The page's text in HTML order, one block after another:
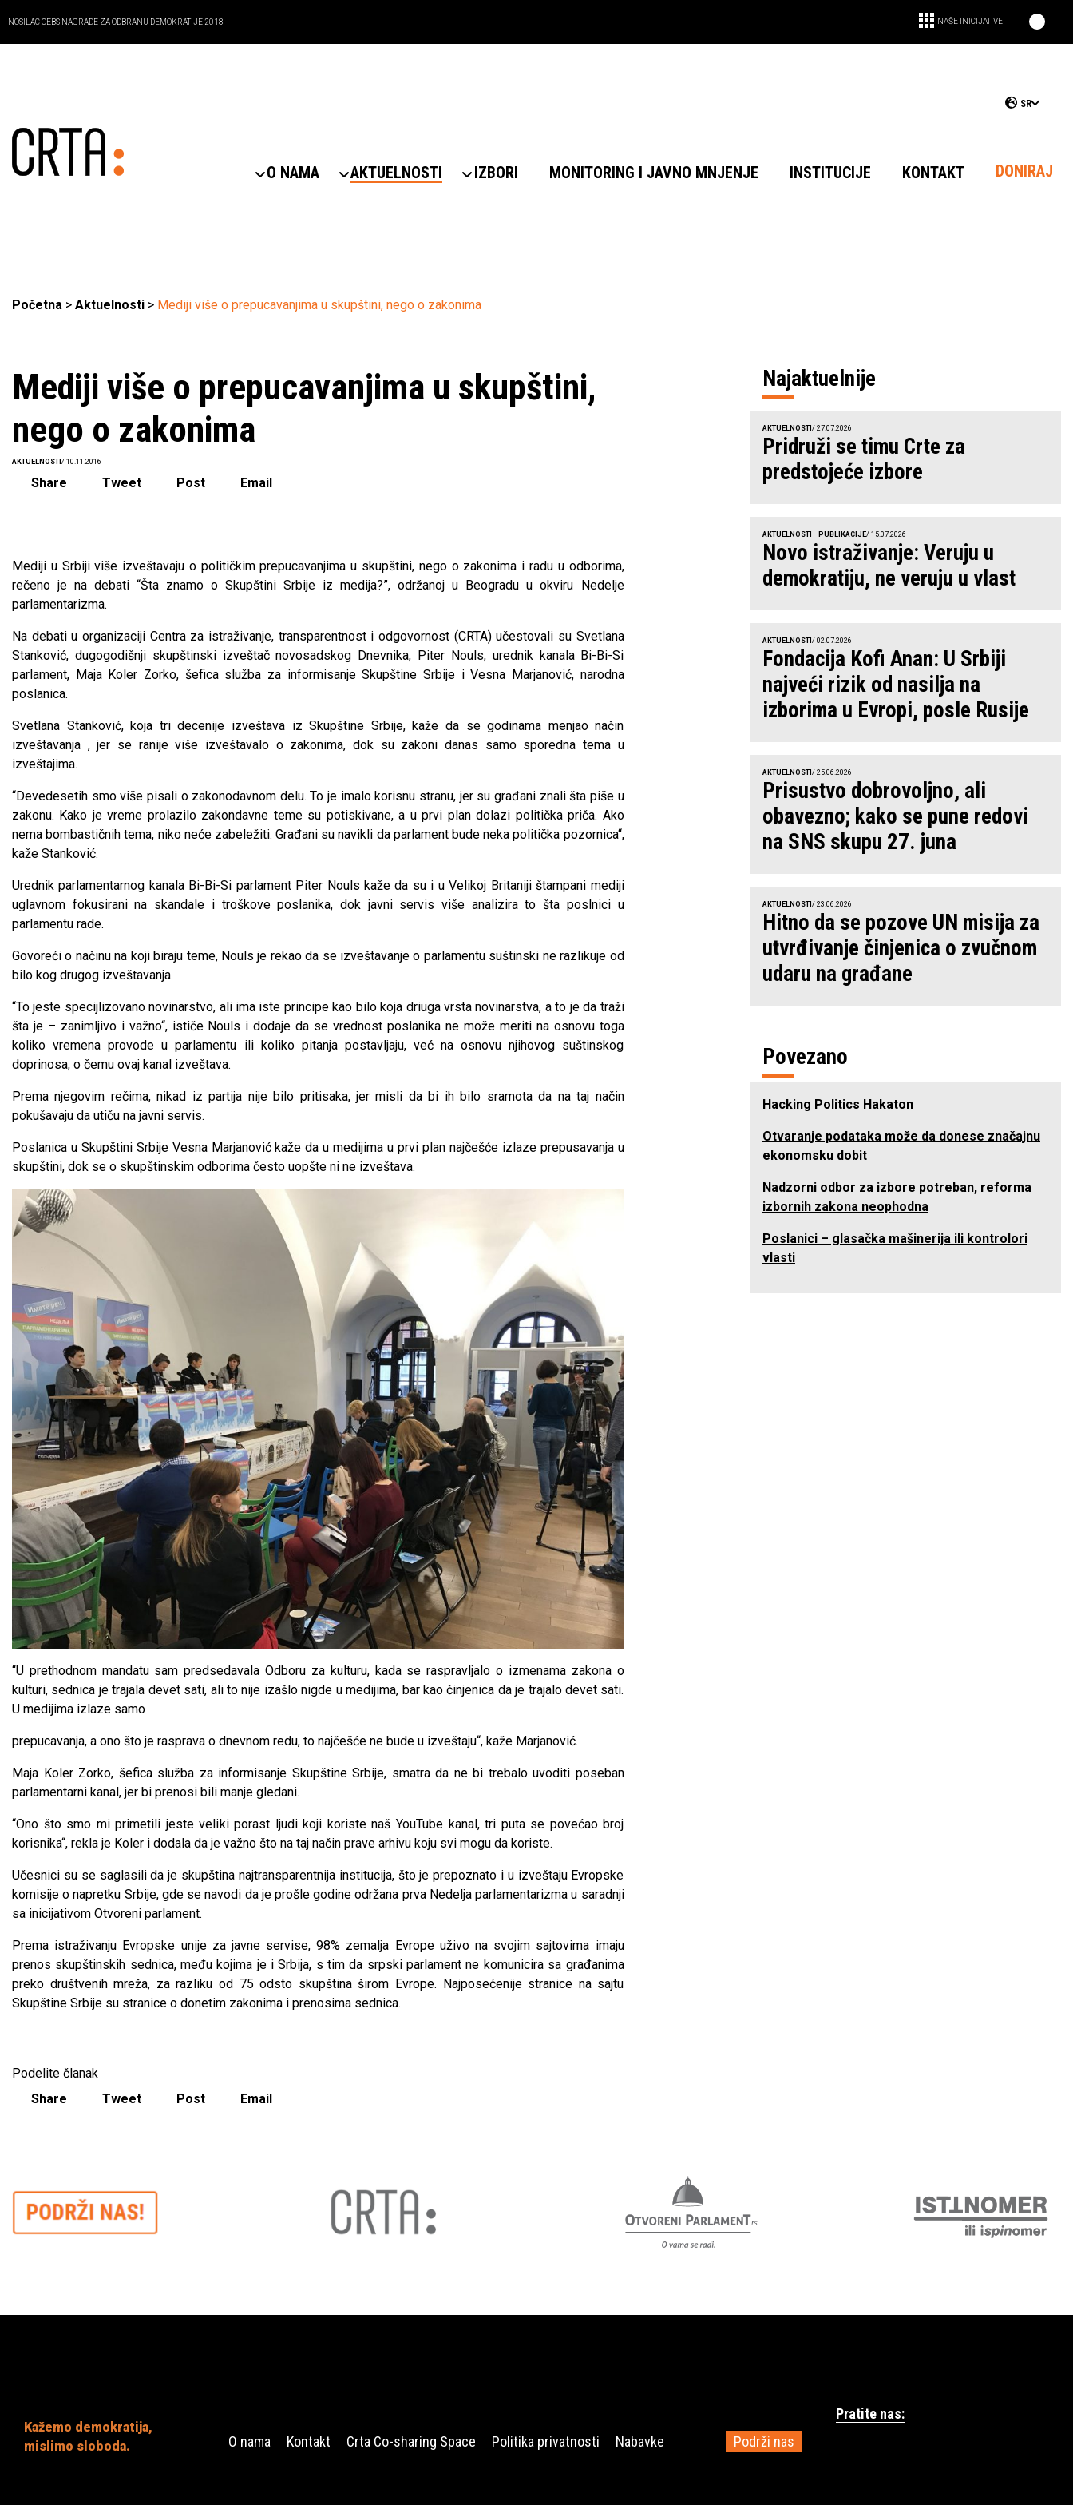
NOSILAC OEBS NAGRADE ZA ODBRANU DEMOKRATIJE 2018 NAŠE INICIJATIVE
SR
O NAMA AKTUELNOSTI IZBORI MONITORING I JAVNO MNJENJE INSTITUCIJE KONTAKT DONIRAJ
Početna > Aktuelnosti > Mediji više o prepucavanjima u skupštini, nego o zakonima
Mediji više o prepucavanjima u skupštini,
nego o zakonima
AKTUELNOSTI / 10.11.2016
Share Tweet Post Email
Mediji u Srbiji više izveštavaju o političkim prepucavanjima u skupštini, nego o zakonima i radu u odborima,
rečeno je na debati “Šta znamo o Skupštini Srbije iz medija?”, održanoj u Beogradu u okviru Nedelje
parlamentarizma.
Na debati u organizaciji Centra za istraživanje, transparentnost i odgovornost (CRTA) učestovali su Svetlana
Stanković, dugogodišnji skupštinski izveštač novosadskog Dnevnika, Piter Nouls, urednik kanala Bi-Bi-Si
parlament, Maja Koler Zorko, šefica služba za informisanje Skupštine Srbije i Vesna Marjanović, narodna
poslanica.
Svetlana Stanković, koja tri decenije izveštava iz Skupštine Srbije, kaže da se godinama menjao način
izveštavanja , jer se ranije više izveštavalo o zakonima, dok su zakoni danas samo sporedna tema u
izveštajima.
“Devedesetih smo više pisali o zakonodavnom delu. To je imalo korisnu stranu, jer su građani znali šta piše u
zakonu. Kako je vreme prolazilo zakondavne teme su potiskivane, a u prvi plan dolazi politička priča. Ako
nema bombastičnih tema, niko neće zabeležiti. Građani su navikli da parlament bude neka politička pozornica“,
kaže Stanković.
Urednik parlamentarnog kanala Bi-Bi-Si parlament Piter Nouls kaže da su i u Velikoj Britaniji štampani mediji
uglavnom fokusirani na skandale i troškove poslanika, dok javni servis više analizira to šta poslnici u
parlamentu rade.
Govoreći o načinu na koji biraju teme, Nouls je rekao da se izveštavanje o parlamentu suštinski ne razlikuje od
bilo kog drugog izveštavanja.
“To jeste specijlizovano novinarstvo, ali ima iste principe kao bilo koja driuga vrsta novinarstva, a to je da traži
šta je – zanimljivo i važno“, ističe Nouls i dodaje da se vrednost poslanika ne može meriti na osnovu toga
koliko vremena provode u parlamentu ili koliko pitanja postavljaju, već na osnovu njihovog suštinskog
doprinosa, o čemu ovaj kanal izveštava.
Prema njegovim rečima, nikad iz partija nije bilo pritisaka, jer misli da bi ih bilo sramota da na taj način
pokušavaju da utiču na javni servis.
Poslanica u Skupštini Srbije Vesna Marjanović kaže da u medijima u prvi plan najčešće izlaze prepusavanja u
skupštini, dok se o skupštinskim odborima često uopšte ni ne izveštava.
“U prethodnom mandatu sam predsedavala Odboru za kulturu, kada se raspravljalo o izmenama zakona o
kulturi, sednica je trajala devet sati, ali to nije izašlo nigde u medijima, bar kao činjenica da je trajalo devet sati.
U medijima izlaze samo
prepucavanja, a ono što je rasprava o dnevnom redu, to najčešće ne bude u izveštaju“, kaže Marjanović.
Maja Koler Zorko, šefica služba za informisanje Skupštine Srbije, smatra da ne bi trebalo uvoditi poseban
parlamentarni kanal, jer bi prenosi bili manje gledani.
“Ono što smo mi primetili jeste veliki porast ljudi koji koriste naš YouTube kanal, tri puta se povećao broj
korisnika“, rekla je Koler i dodala da je važno što na taj način prave arhivu koju svi mogu da koriste.
Učesnici su se saglasili da je skupština najtransparentnija institucija, što je prepoznato i u izveštaju Evropske
komisije o napretku Srbije, gde se navodi da je prošle godine održana prva Nedelja parlamentarizma u saradnji
sa inicijativom Otvoreni parlament.
Prema istraživanju Evropske unije za javne servise, 98% zemalja Evrope uživo na svojim sajtovima imaju
prenos skupštinskih sednica, među kojima je i Srbija, s tim da srpski parlament ne komunicira sa građanima
preko društvenih mreža, za razliku od 75 odsto skupština širom Evrope. Najposećenije stranice na sajtu
Skupštine Srbije su stranice o donetim zakonima i prenosima sednica.
Podelite članak
Share
Tweet Post Email
Najaktuelnije
AKTUELNOSTI / 27.07.2026
Pridruži se timu Crte za
predstojeće izbore
AKTUELNOSTI PUBLIKACIJE/ 15.07.2026
Novo istraživanje: Veruju u
demokratiju, ne veruju u vlast
AKTUELNOSTI / 02.07.2026
Fondacija Kofi Anan: U Srbiji
najveći rizik od nasilja na
izborima u Evropi, posle Rusije
AKTUELNOSTI / 25.06.2026
Prisustvo dobrovoljno, ali
obavezno; kako se pune redovi
na SNS skupu 27. juna
AKTUELNOSTI / 23.06.2026
Hitno da se pozove UN misija za
utvrđivanje činjenica o zvučnom
udaru na građane
Povezano
Hacking Politics Hakaton
Otvaranje podataka može da donese značajnu
ekonomsku dobit
Nadzorni odbor za izbore potreban, reforma
izbornih zakona neophodna
Poslanici – glasačka mašinerija ili kontrolori
vlasti
Kažemo demokratija,
mislimo sloboda.
O nama Kontakt Crta Co-sharing Space Politika privatnosti Nabavke Podrži nas
Pratite nas: